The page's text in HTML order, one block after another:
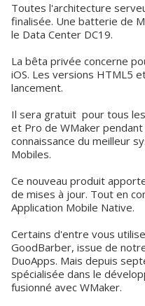
Toutes l'architecture
finalisée. Une batterie de
le Data Center DC19.
La bêta privée concerne
iOS. Les versions HTML5
lancement.
Il sera gratuit pour tous
et Pro de WMaker
connaissance du meilleur
Mobiles.
Ce nouveau produit
de mises à jour. Tout en
Application Mobile Native.
Certains d'entre vous
GoodBarber, issue de
DuoApps. Mais depuis
spécialisée dans le
fusionné avec WMaker.